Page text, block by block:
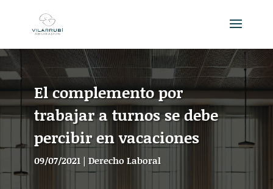
El complemento por
trabajar a turnos se debe
percibir en vacaciones
09/07/2021 | Derecho Laboral